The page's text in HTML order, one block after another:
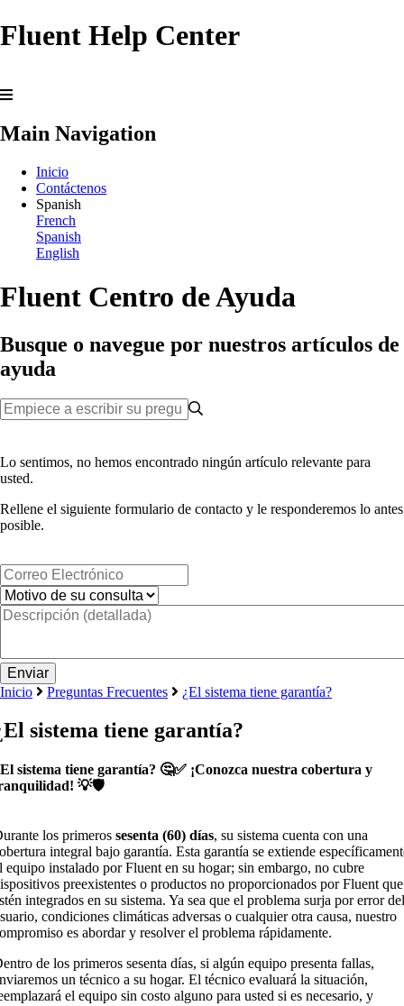
Fluent Help Center
Main Navigation
Inicio
Contáctenos
Spanish
French
Spanish
English
Fluent Centro de Ayuda
Busque o navegue por nuestros artículos de
ayuda
Lo sentimos, no hemos encontrado ningún artículo relevante para
usted.
Rellene el siguiente formulario de contacto y le responderemos lo antes
posible.
Inicio Preguntas Frecuentes ¿El sistema tiene garantía?
sistema tiene garantía?
sistema tiene garantía? 🤔✅ ¡Conozca nuestra cobertura y
💡🛡️
los primeros sesenta (60) días, su sistema cuenta con una
integral bajo garantía. Esta garantía se extiende
equipo instalado por Fluent en su hogar; sin embargo, no cubre
preexistentes o productos no proporcionados por Fluent que
integrados en su sistema. Ya sea que el problema surja por error del
condiciones climáticas adversas o cualquier otra causa, nuestro
es abordar y resolver el problema rápidamente.
de los primeros sesenta días, si algún equipo presenta fallas,
un técnico a su hogar. El técnico evaluará la situación,
el equipo sin costo alguno para usted si es necesario, y